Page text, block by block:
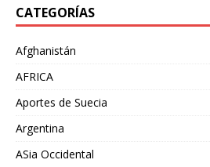
CATEGORÍAS
Afghanistán
AFRICA
Aportes de Suecia
Argentina
ASia Occidental